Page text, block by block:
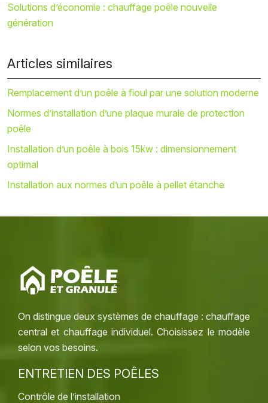
Solutions d’économie : chauffage poêle nouvelle
génération
Articles similaires
Remplacement d’un poêle à fioul par une solution moderne
Normes d’installation d’une plaque murale de protection
poêle
Installation d’un poêle à bois 15kw : dimensionnement
optimal
Installation aux normes d’un poêle à pellet étanche
On distingue deux systèmes de chauffage : chauffage
central et chauffage individuel. Choisissez le modèle
selon vos besoins.
ENTRETIEN DES POÊLES
Contrôle de l’installation